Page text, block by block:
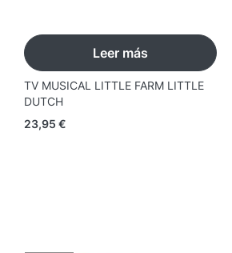
Leer más
TV MUSICAL LITTLE FARM LITTLE
DUTCH
23,95 €